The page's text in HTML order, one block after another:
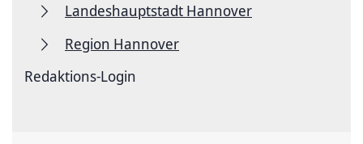
Landeshauptstadt Hannover
Region Hannover
Redaktions-Login